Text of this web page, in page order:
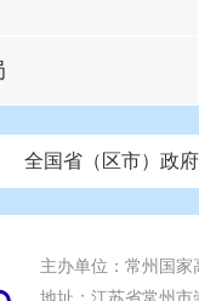
全国省（区市）政
北京 天津 重庆
中国江苏 南京
市发改委 市工信局
市应急管理局 市
主办单位：常州国